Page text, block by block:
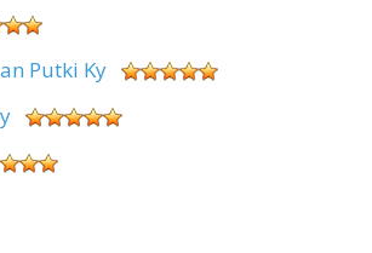
Putki Ky